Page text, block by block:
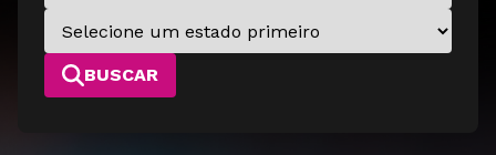
BUSCAR